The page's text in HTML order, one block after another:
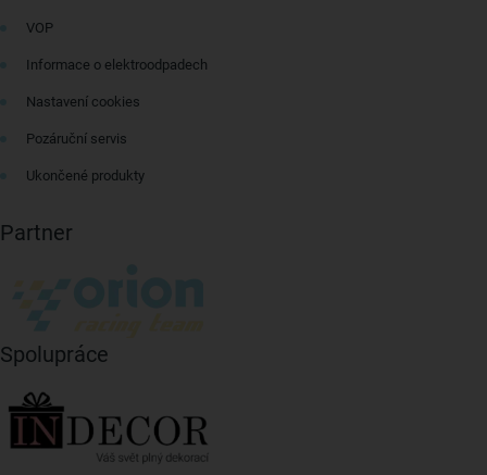
VOP
Informace o elektroodpadech
Nastavení cookies
Pozáruční servis
Ukončené produkty
Partner
Spolupráce